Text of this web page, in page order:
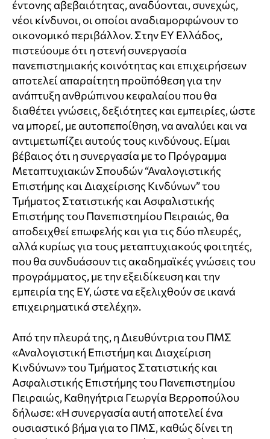
έντονης αβεβαιότητας, αναδύονται, συνεχώς,
νέοι κίνδυνοι, οι οποίοι αναδιαμορφώνουν το
οικονομικό περιβάλλον. Στην EY Ελλάδος,
πιστεύουμε ότι η στενή συνεργασία
πανεπιστημιακής κοινότητας και επιχειρήσεων
αποτελεί απαραίτητη προϋπόθεση για την
ανάπτυξη ανθρώπινου κεφαλαίου που θα
διαθέτει γνώσεις, δεξιότητες και εμπειρίες, ώστε
να μπορεί, με αυτοπεποίθηση, να αναλύει και να
αντιμετωπίζει αυτούς τους κινδύνους. Είμαι
βέβαιος ότι η συνεργασία με το Πρόγραμμα
Μεταπτυχιακών Σπουδών “Αναλογιστικής
Επιστήμης και Διαχείρισης Κινδύνων” του
Τμήματος Στατιστικής και Ασφαλιστικής
Επιστήμης του Πανεπιστημίου Πειραιώς, θα
αποδειχθεί επωφελής και για τις δύο πλευρές,
αλλά κυρίως για τους μεταπτυχιακούς φοιτητές,
που θα συνδυάσουν τις ακαδημαϊκές γνώσεις του
προγράμματος, με την εξειδίκευση και την
εμπειρία της EY, ώστε να εξελιχθούν σε ικανά
επιχειρηματικά στελέχη».
Από την πλευρά της, η Διευθύντρια του ΠΜΣ
«Αναλογιστική Επιστήμη και Διαχείριση
Κινδύνων» του Τμήματος Στατιστικής και
Ασφαλιστικής Επιστήμης του Πανεπιστημίου
Πειραιώς, Καθηγήτρια Γεωργία Βερροπούλου
δήλωσε: «Η συνεργασία αυτή αποτελεί ένα
ουσιαστικό βήμα για το ΠΜΣ, καθώς δίνει τη